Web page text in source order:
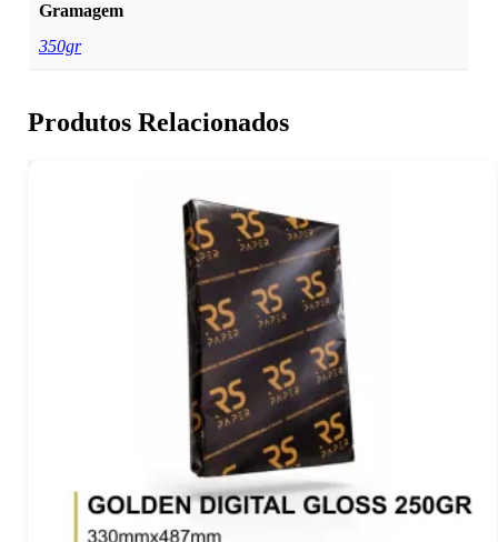
Gramagem
350gr
Produtos Relacionados